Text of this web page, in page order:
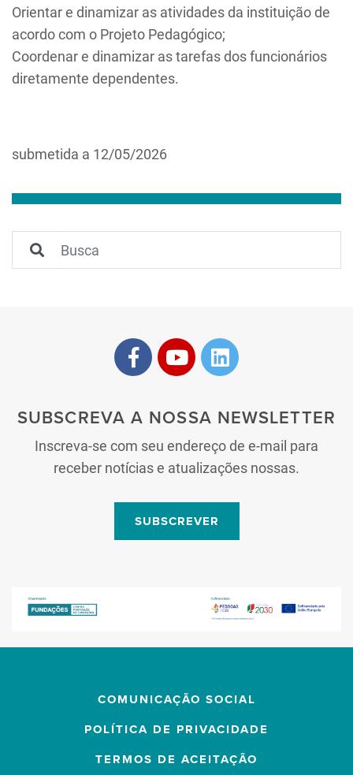
Orientar e dinamizar as atividades da instituição de
acordo com o Projeto Pedagógico;
Coordenar e dinamizar as tarefas dos funcionários
diretamente dependentes.
submetida a 12/05/2026
SUBSCREVA A NOSSA NEWSLETTER
Inscreva-se com seu endereço de e-mail para
receber notícias e atualizações nossas.
SUBSCREVER
COMUNICAÇÃO SOCIAL
POLÍTICA DE PRIVACIDADE
TERMOS DE ACEITAÇÃO